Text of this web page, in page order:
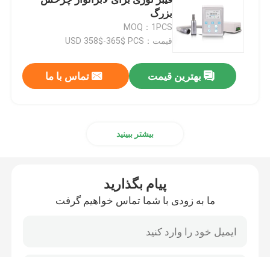
میکروموتور دندان
هواشناسی دندان
دستگاه کاشت دندان
بزرگ
MOQ：1PCS
قیمت：USD 358$-365$ PCS
بهترین قیمت تماس با ما
بیشتر ببینید
پیام بگذارید
ما به زودی با شما تماس خواهیم گرفت